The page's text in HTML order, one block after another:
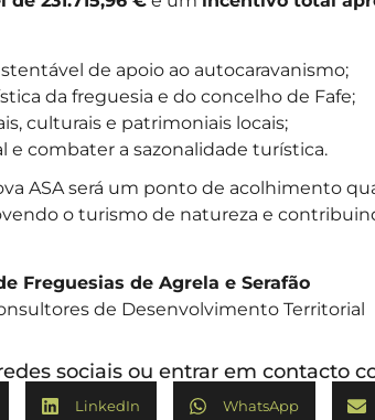
de apoio ao autocaravanismo;
da freguesia e do concelho de Fafe;
culturais e patrimoniais locais;
e combater a sazonalidade turística.
ASA será um ponto de acolhimento
o turismo de natureza e
Freguesias de Agrela e Serafão
de Desenvolvimento Territorial
sociais ou entrar em contacto
LinkedIn WhatsApp